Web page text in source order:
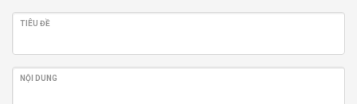
TIÊU ĐỀ
NỘI DUNG